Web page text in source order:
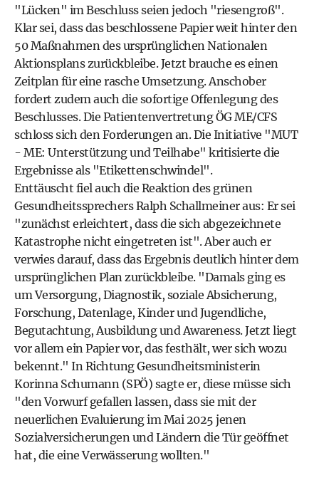
"Lücken" im Beschluss seien jedoch "riesengroß".
Klar sei, dass das beschlossene Papier weit hinter den
50 Maßnahmen des ursprünglichen Nationalen
Aktionsplans zurückbleibe. Jetzt brauche es einen
Zeitplan für eine rasche Umsetzung. Anschober
fordert zudem auch die sofortige Offenlegung des
Beschlusses. Die Patientenvertretung ÖG ME/CFS
schloss sich den Forderungen an. Die Initiative "MUT
- ME: Unterstützung und Teilhabe" kritisierte die
Ergebnisse als "Etikettenschwindel".
Enttäuscht fiel auch die Reaktion des grünen
Gesundheitssprechers Ralph Schallmeiner aus: Er sei
"zunächst erleichtert, dass die sich abgezeichnete
Katastrophe nicht eingetreten ist". Aber auch er
verwies darauf, dass das Ergebnis deutlich hinter dem
ursprünglichen Plan zurückbleibe. "Damals ging es
um Versorgung, Diagnostik, soziale Absicherung,
Forschung, Datenlage, Kinder und Jugendliche,
Begutachtung, Ausbildung und Awareness. Jetzt liegt
vor allem ein Papier vor, das festhält, wer sich wozu
bekennt." In Richtung Gesundheitsministerin
Korinna Schumann (SPÖ) sagte er, diese müsse sich
"den Vorwurf gefallen lassen, dass sie mit der
neuerlichen Evaluierung im Mai 2025 jenen
Sozialversicherungen und Ländern die Tür geöffnet
hat, die eine Verwässerung wollten."